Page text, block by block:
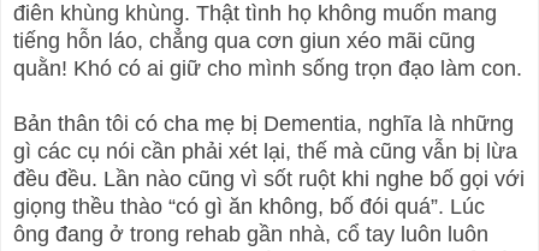
điên khùng khùng. Thật tình họ không muốn mang
tiếng hỗn láo, chẳng qua cơn giun xéo mãi cũng
quằn! Khó có ai giữ cho mình sống trọn đạo làm con.
Bản thân tôi có cha mẹ bị Dementia, nghĩa là những
gì các cụ nói cần phải xét lại, thế mà cũng vẫn bị lừa
đều đều. Lần nào cũng vì sốt ruột khi nghe bố gọi với
giọng thều thào “có gì ăn không, bố đói quá”. Lúc
ông đang ở trong rehab gần nhà, cổ tay luôn luôn